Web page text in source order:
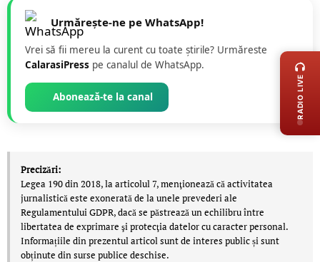
Urmărește-ne pe WhatsApp!
Vrei să fii mereu la curent cu toate știrile? Urmăreste
CalarasiPress pe canalul de WhatsApp.
Abonează-te la canal
Precizări:
Legea 190 din 2018, la articolul 7, menţionează că activitatea
jurnalistică este exonerată de la unele prevederi ale
Regulamentului GDPR, dacă se păstrează un echilibru între
libertatea de exprimare şi protecţia datelor cu caracter personal.
Informațiile din prezentul articol sunt de interes public și sunt
obținute din surse publice deschise.
RADIO LIVE